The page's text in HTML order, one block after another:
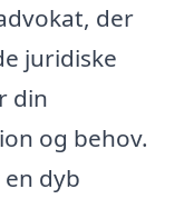
der
juridiske
din
og behov.
dyb